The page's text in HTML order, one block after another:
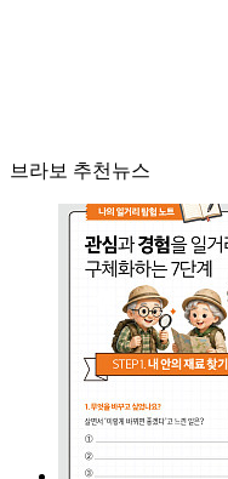
브라보 추천뉴스